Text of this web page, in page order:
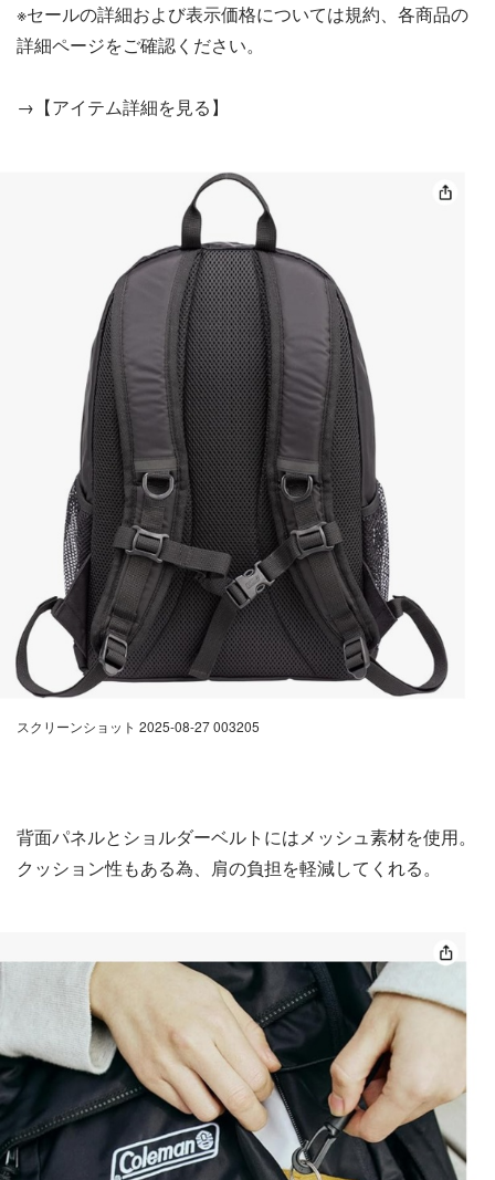
※セールの詳細および表示価格については規約、各商品の
詳細ページをご確認ください。
→【アイテム詳細を見る】
スクリーンショット 2025-08-27 003205
背面パネルとショルダーベルトにはメッシュ素材を使用。
クッション性もある為、肩の負担を軽減してくれる。